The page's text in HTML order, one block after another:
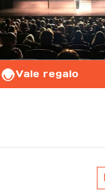
Vale regalo